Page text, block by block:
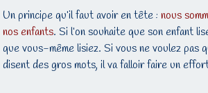
Un principe qu’il faut avoir en tête :nous
nos enfants. Si l’on souhaite que son enfant
que vous-même lisiez. Si vous ne voulez pas
disent des gros mots, il va falloir faire un